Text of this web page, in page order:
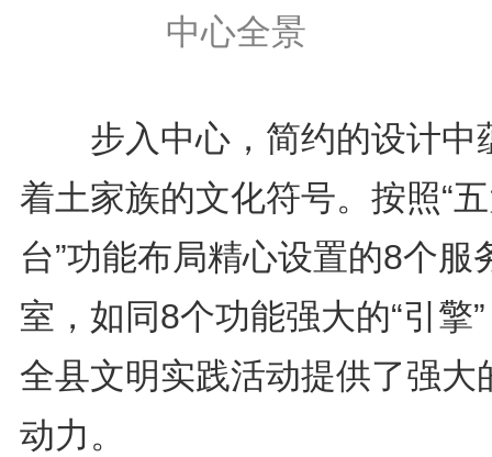
中心全景
步入中心，简约的设计中
着土家族的文化符号。按照“
台”功能布局精心设置的8个服
室，如同8个功能强大的“引擎
全县文明实践活动提供了强大
动力。